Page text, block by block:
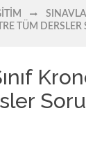
TÜM DERSLER